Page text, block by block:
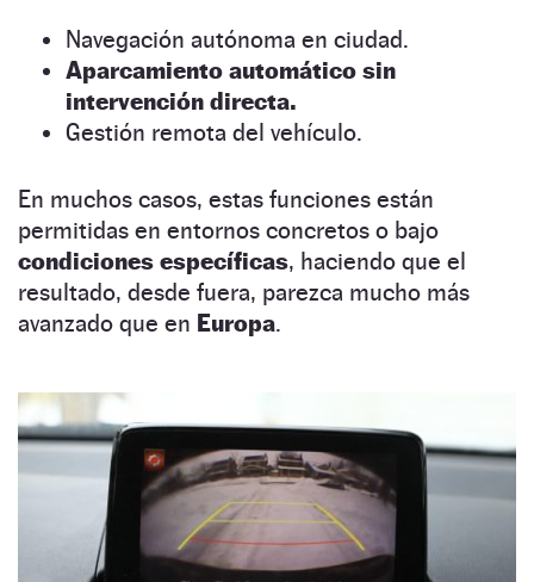
Navegación autónoma en ciudad.
Aparcamiento automático sin
intervención directa.
Gestión remota del vehículo.
En muchos casos, estas funciones están
permitidas en entornos concretos o bajo
condiciones específicas, haciendo que el
resultado, desde fuera, parezca mucho más
avanzado que en Europa.